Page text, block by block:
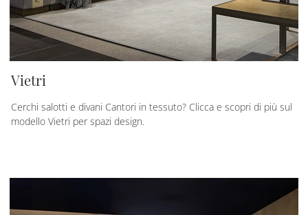
Vietri
Cerchi salotti e divani Cantori in tessuto? Clicca e scopri di più sul
modello Vietri per spazi design.